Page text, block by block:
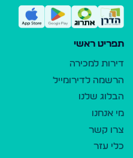
תפריט ראשי
דירות למכירה
הרשמה לדירומייל
הבלוג שלנו
מי אנחנו
צרו קשר
כלי עזר